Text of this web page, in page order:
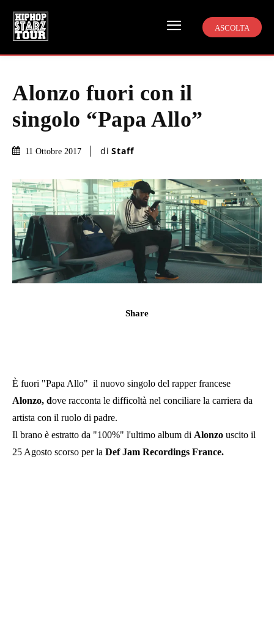
ASCOLTA
Alonzo fuori con il
singolo “Papa Allo”
11 Ottobre 2017 di Staff
Share
È fuori "Papa Allo" il nuovo singolo del rapper francese
Alonzo, dove racconta le difficoltà nel conciliare la carriera da
artista con il ruolo di padre.
Il brano è estratto da "100%" l'ultimo album di Alonzo uscito il
25 Agosto scorso per la Def Jam Recordings France.